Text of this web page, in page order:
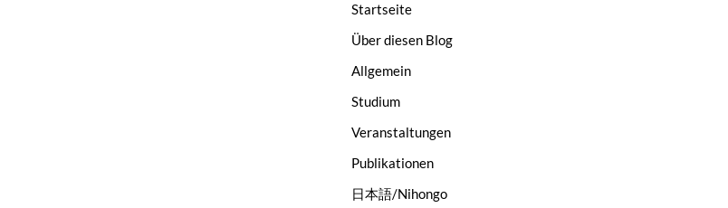
Startseite
Über diesen Blog
Allgemein
Studium
Veranstaltungen
Publikationen
日本語/Nihongo